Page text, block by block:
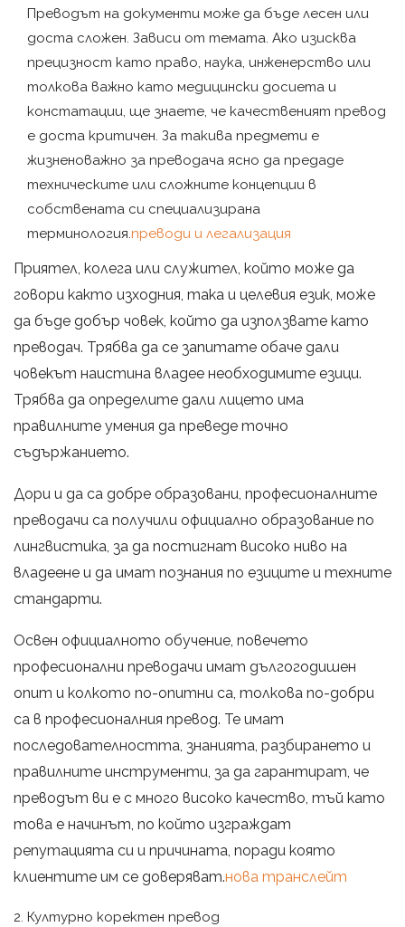
Преводът на документи може да бъде лесен или
доста сложен. Зависи от темата. Ако изисква
прецизност като право, наука, инженерство или
толкова важно като медицински досиета и
констатации, ще знаете, че качественият превод
е доста критичен. За такива предмети е
жизненоважно за преводача ясно да предаде
техническите или сложните концепции в
собствената си специализирана
терминология.преводи и легализация
Приятел, колега или служител, който може да
говори както изходния, така и целевия език, може
да бъде добър човек, който да използвате като
преводач. Трябва да се запитате обаче дали
човекът наистина владее необходимите езици.
Трябва да определите дали лицето има
правилните умения да преведе точно
съдържанието.
Дори и да са добре образовани, професионалните
преводачи са получили официално образование по
лингвистика, за да постигнат високо ниво на
владеене и да имат познания по езиците и техните
стандарти.
Освен официалното обучение, повечето
професионални преводачи имат дългогодишен
опит и колкото по-опитни са, толкова по-добри
са в професионалния превод. Те имат
последователността, знанията, разбирането и
правилните инструменти, за да гарантират, че
преводът ви е с много високо качество, тъй като
това е начинът, по който изграждат
репутацията си и причината, поради която
клиентите им се доверяват.нова транслейт
Културно коректен превод